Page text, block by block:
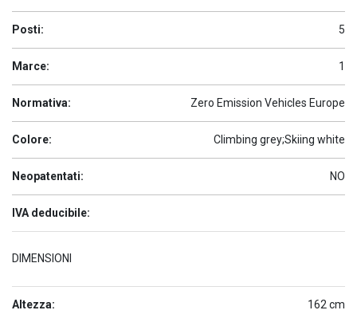
Posti: 5
Marce: 1
Normativa: Zero Emission Vehicles Europe
Colore: Climbing grey;Skiing white
Neopatentati: NO
IVA deducibile:
DIMENSIONI
Altezza: 162 cm